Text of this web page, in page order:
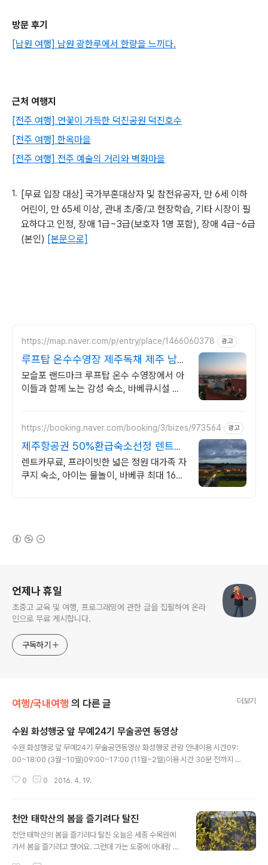
방문 후기
[남원 여행] 남원 광한루에서 한량을 느끼다.
근처 여행지
[전주 여행] 연꽃이 가득한 덕진공원 덕진호수
[전주 여행] 한옥마을
[전주 여행] 전주 예술의 거리와 벽화마을
[무료 입장 대상] 국가부혼대상자 및 참전유공자, 만 6세 이하
어린이, 만 65세 이상, 관내 초/중/고 현장학습, 기타 시장이 필
요하다고 인정, 장애 1급~3급(보호자 1명 포함), 장애 4급~6급
(본인) [본문으로]
https://map.naver.com/p/entry/place/1466060378 광고
루프탑 온수수영장 제주독채 제주 남쪽
럭셔리 힐링숙소
모슬포 랜드마크 루프탑 온수 수영장에서 아
이들과 함께 노는 감성 숙소, 바베큐시설 제
https://booking.naver.com/booking/3/bizes/973564 광고
제주항공권 50%환급숙소선정 렌트카
무료 이벤트중
렌트카무료, 프라이빗한 넓은 정원 대가족 자
쿠지 숙소, 아이는 물놀이, 바베큐 최대 16인,
언제나 휴일
초중고 교육 및 여행, 프로그래밍에 관한 글을 집필하여 온라
인으로 무료 게시합니다.
구독하기
여행/국내여행 의 다른 글 더보기
수원 화성행궁 앞 무예24기 무술공연 동영상
수원 화성행궁 앞 무예24기 무술공연동영상 화성행궁 관람 안내이용 시간09:
00~18:00 (3월~10월)09:00~17:00 (11월~2월)이용 시간 30분 전까지 입
개장합니다. 입장은 20시 20분까지이며 달빛동행 진행할 때는 불가합니다.)
65세 이상 및 장애인 수첩 소지자는 무료한복(개량한복 포함) 착용시 무료 보다
자세한 정보 보기 여행 후기[수원 화성] "원행을묘정리의궤"의 재현 정조대왕의
8일간의 행차 관련 서적 후기실학정신으로 세운 조선의 신도..
0 0 2016. 4. 19.
천안 태학산의 봄을 즐기려다 탈진
천안 태학산의 봄을 즐기려다 탈진 오늘은 세종 수목원에
가서 봄을 즐기려고 했어요. 그런데 가는 도중에 아내랑 태